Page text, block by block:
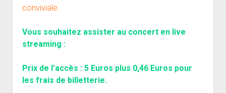
conviviale.
Vous souhaitez assister au concert en live
streaming :
Prix de l’accès : 5 Euros plus 0,46 Euros pour
les frais de billetterie.